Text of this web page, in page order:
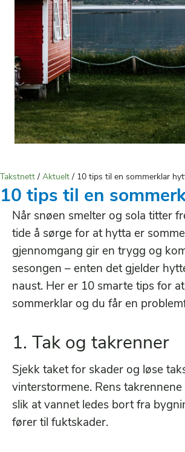
Takstnett / Aktuelt / 10 tips til en sommerklar
10 tips til en
Når snøen smelter og sola titter
tide å sørge for at hytta er
gjennomgang gir en trygg og
sesongen – enten det gjelder
naust. Her er 10 smarte tips for
sommerklar og du får en
1. Tak og takrenner
Sjekk taket for skader og løse
vinterstormene. Rens
slik at vannet ledes bort fra
fører til fuktskader.